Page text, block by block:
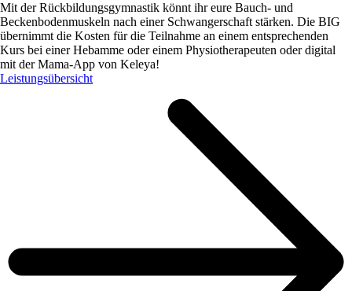
Mit der Rückbildungsgymnastik könnt ihr eure Bauch- und
Beckenbodenmuskeln nach einer Schwangerschaft stärken. Die BIG
übernimmt die Kosten für die Teilnahme an einem entsprechenden
Kurs bei einer Hebamme oder einem Physiotherapeuten oder digital
mit der Mama-App von Keleya!
Leistungsübersicht